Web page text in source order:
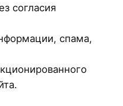
согласия
спама,